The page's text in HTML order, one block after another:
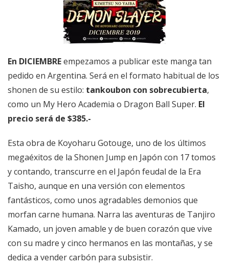
En DICIEMBREempezamos a publicar este manga tan
pedido en Argentina. Será en el formato habitual de los
shonen de su estilo: tankoubon con sobrecubierta,
como un My Hero Academia o Dragon Ball Super. El
precio será de $385.-
Esta obra de Koyoharu Gotouge, uno de los últimos
megaéxitos de la Shonen Jump en Japón con 17 tomos
y contando, transcurre en el Japón feudal de la Era
Taisho, aunque en una versión con elementos
fantásticos, como unos agradables demonios que
morfan carne humana. Narra las aventuras de Tanjiro
Kamado, un joven amable y de buen corazón que vive
con su madre y cinco hermanos en las montañas, y se
dedica a vender carbón para subsistir.